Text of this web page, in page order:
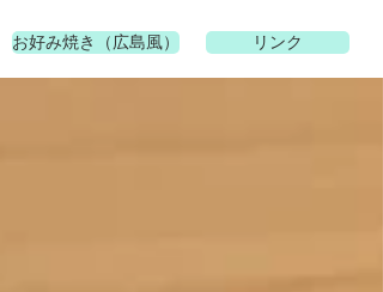
お好み焼き（広島風） リンク